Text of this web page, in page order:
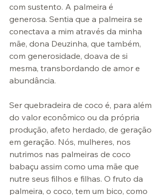
com sustento. A palmeira é
generosa. Sentia que a palmeira se
conectava a mim através da minha
mãe, dona Deuzinha, que também,
com generosidade, doava de si
mesma, transbordando de amor e
abundância.
Ser quebradeira de coco é, para além
do valor econômico ou da própria
produção, afeto herdado, de geração
em geração. Nós, mulheres, nos
nutrimos nas palmeiras de coco
babaçu assim como uma mãe que
nutre seus filhos e filhas. O fruto da
palmeira, o coco, tem um bico, como